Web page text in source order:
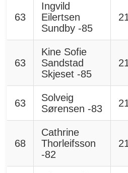
63
Ingvild
Eilertsen
Sundby -85
63
Kine Sofie
Sandstad
Skjeset -85
63
Solveig
Sørensen -83
68
Cathrine
Thorleifsson
-82